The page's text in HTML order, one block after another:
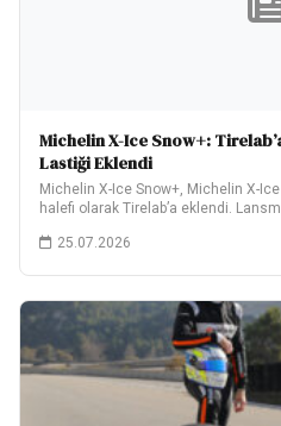
Michelin X-Ice Snow+:
Lastiği Eklendi
Michelin X-Ice Snow+, Michelin X-Ice
halefi olarak Tirelab’a eklendi.
25.07.2026